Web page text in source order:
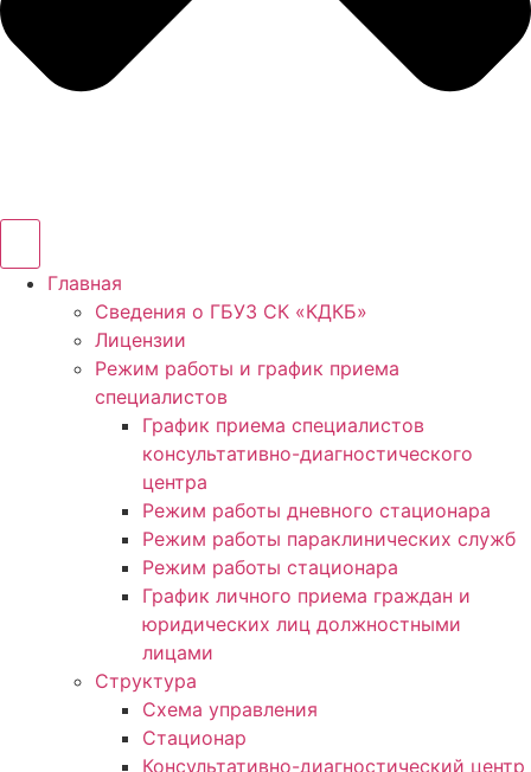
Главная
Сведения о ГБУЗ СК «КДКБ»
Лицензии
Режим работы и график приема
специалистов
График приема специалистов
консультативно-диагностического
центра
Режим работы дневного стационара
Режим работы параклинических служб
Режим работы стационара
График личного приема граждан и
юридических лиц должностными
лицами
Структура
Схема управления
Стационар
Консультативно-диагностический центр